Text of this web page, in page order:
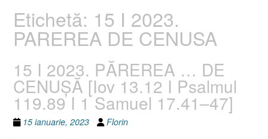
Etichetă: 15 I 2023.
PAREREA DE CENUSA
15 I 2023. PĂREREA … DE
CENUȘĂ [Iov 13.12 I Psalmul
119.89 I 1 Samuel 17.41–47]
15 ianuarie, 2023 Florin